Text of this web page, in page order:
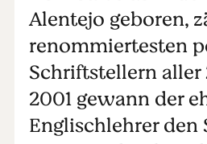
Alentejo geboren,
renommiertesten
Schriftstellern aller
2001 gewann der
Englischlehrer den